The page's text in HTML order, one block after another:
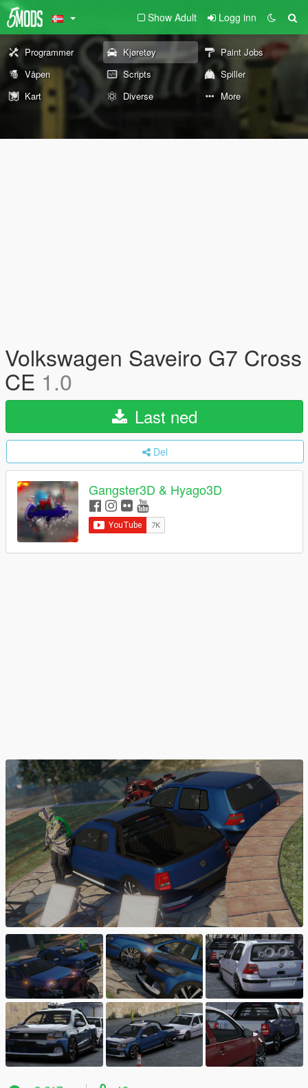
Show Adult Logg inn
Programmer Kjøretøy
Paint Jobs
Våpen
Scripts
Spiller
Kart
Diverse More
Volkswagen Saveiro G7 Cross
CE 1.0
Last ned
Del
Gangster3D & Hyago3D